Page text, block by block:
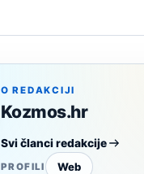
O REDAKCIJI
Kozmos.hr
Svi članci redakcije
PROFILI Web